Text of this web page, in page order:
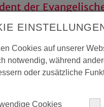
der
am Sonntag, 21.
Schlaganfalls.
Kirche von
hat die
für den
Cookies auf unserer
notwendig, während
oder zusätzliche
Cookies